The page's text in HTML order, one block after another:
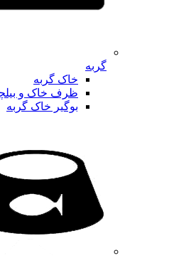
گربه
خاک گربه
ظرف خاک و
بوگیر خاک گربه